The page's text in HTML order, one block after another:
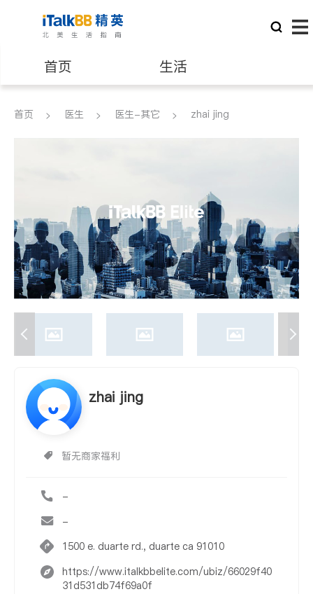
首页 生活
医生 律师
养老 非盈利组织
首页 医生 医生-其它 zhai jing
zhai jing
暂无商家福利
-
-
1500 e. duarte rd., duarte ca 91010
https://www.italkbbelite.com/ubiz/66029f40
31d531db74f69a0f